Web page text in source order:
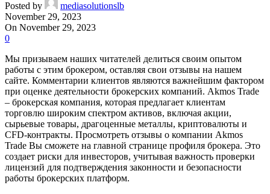
Posted by
mediasolutionslb
November 29, 2023
On November 29, 2023
0
Мы призываем наших читателей делиться своим опытом
работы с этим брокером, оставляя свои отзывы на нашем
сайте. Комментарии клиентов являются важнейшим фактором
при оценке деятельности брокерских компаний. Akmos Trade
– брокерская компания, которая предлагает клиентам
торговлю широким спектром активов, включая акции,
сырьевые товары, драгоценные металлы, криптовалюты и
CFD-контракты. Просмотреть отзывы о компании Akmos
Trade Вы сможете на главной странице профиля брокера. Это
создает риски для инвесторов, учитывая важность проверки
лицензий для подтверждения законности и безопасности
работы брокерских платформ.